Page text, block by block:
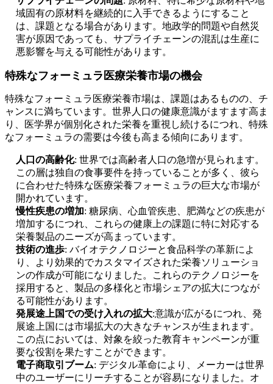
域固有の原材料を継続的に入手できるようにすること
は、課題となる場合があります。地政学的問題や自然災
害が原因であっても、サプライチェーンの混乱は生産に
悪影響を与える可能性があります。
特殊なフォーミュラ医療栄養市場の機会
特殊なフォーミュラ医療栄養市場は、課題はあるものの、チ
ャンスに満ちています。世界人口の健康意識がますます高ま
り、医学界が個別化された栄養を重視し続けるにつれ、特殊
なフォーミュラの需要は今後も高まる傾向にあります。
人口の高齢化: 世界では高齢者人口の急増が見られます。
この層は独自の食事要件を持っていることが多く、彼ら
に合わせた特殊な医療栄養フォーミュラの巨大な市場が
開かれています。
慢性疾患の増加: 糖尿病、心血管疾患、肥満などの疾患が
増加するにつれ、これらの健康上の課題に特に対応する
栄養製品のニーズが高まっています。
技術の進歩: バイオテクノロジーと食品科学の革新によ
り、より効果的でカスタマイズされた栄養ソリューショ
ンの作成が可能になりました。これらのテクノロジーを
採用すると、製品の多様化と市場シェアの拡大につなが
る可能性があります。
発展途上国での受け入れの拡大:意識が広がるにつれ、発
展途上国には市場拡大の大きなチャンスが生まれます。
この点においては、対象を絞った教育キャンペーンが重
要な役割を果たすことができます。
電子商取引ブーム: デジタル革命により、メーカーは世界
中のユーザーにリーチすることが容易になりました。オ